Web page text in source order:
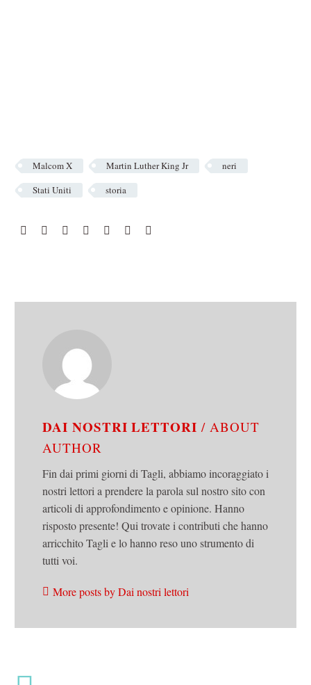
Malcom X Martin Luther King Jr
neri
Stati Uniti
storia
DAI NOSTRI LETTORI/ ABOUT
AUTHOR
Fin dai primi giorni di Tagli, abbiamo incoraggiato i
nostri lettori a prendere la parola sul nostro sito con
articoli di approfondimento e opinione. Hanno
risposto presente! Qui trovate i contributi che hanno
arricchito Tagli e lo hanno reso uno strumento di
tutti voi.
More posts by Dai nostri lettori